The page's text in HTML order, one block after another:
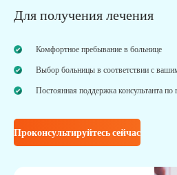
Для получения лечения
Комфортное пребывание в больнице
Выбор больницы в соответствии с
Постоянная поддержка консультанта
Проконсультируйтесь сейчас